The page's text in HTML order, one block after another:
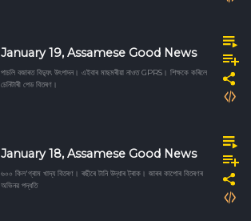
January 19, Assamese Good News
পাচলি বজাৰত বিদ্যুৎ উৎপাদন। এইবাৰ মাছমৰীয়া নাওত GPRS। শিক্ষকে কৰিলে
চেনিটাৰী পেড বিতৰণ।
January 18, Assamese Good News
৬০০ কিল'গ্ৰাম খাদ্য বিতৰণ। ৰছীৰে টানি উদ্ধাৰ ট্ৰাক। জাৰৰ কাপোৰ বিতৰণৰ
অভিনৱ পদ্ধতি